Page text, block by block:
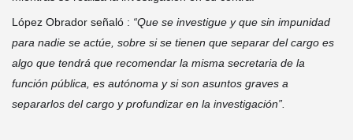
López Obrador señaló : “Que se investigue y que sin impunidad
para nadie se actúe, sobre si se tienen que separar del cargo es
algo que tendrá que recomendar la misma secretaria de la
función pública, es autónoma y si son asuntos graves a
separarlos del cargo y profundizar en la investigación”.